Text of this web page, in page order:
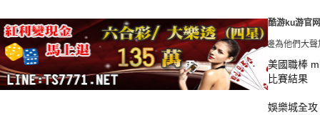
酷游ku游官
美國職棒大聯盟中文網站,MLB ,支持你愛的球隊，現在就入手週邊為他們大聲加油
美國職棒
比賽結果
娛樂城全攻